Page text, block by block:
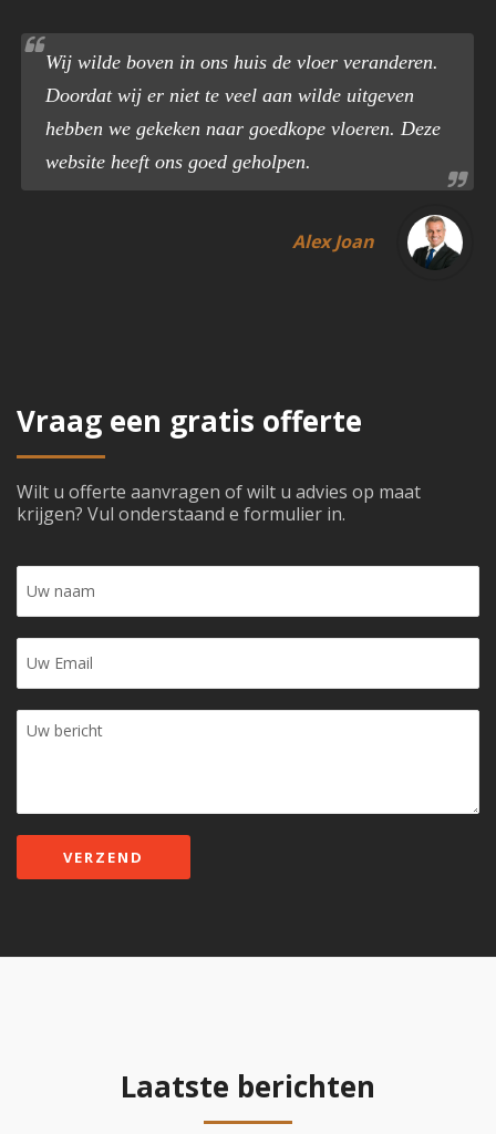
Wij wilde boven in ons huis de vloer veranderen.
Doordat wij er niet te veel aan wilde uitgeven
hebben we gekeken naar goedkope vloeren. Deze
website heeft ons goed geholpen.
Alex Joan
Vraag een gratis offerte
Wilt u offerte aanvragen of wilt u advies op maat
krijgen? Vul onderstaand e formulier in.
Laatste berichten